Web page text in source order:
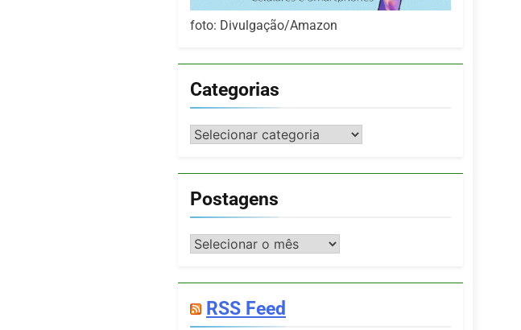
foto: Divulgação/Amazon
Categorias
Categorias
Postagens
Postagens
RSS Feed